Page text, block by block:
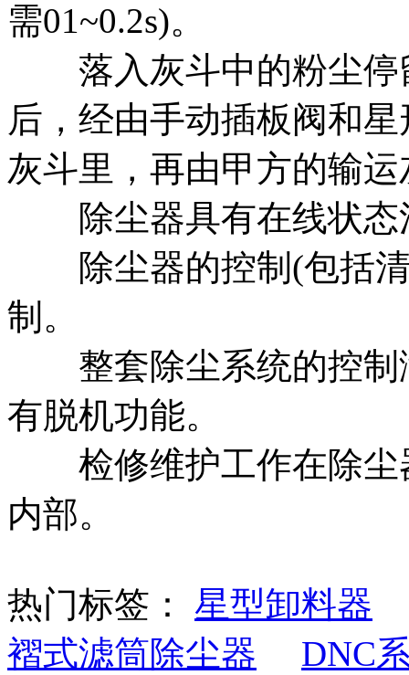
需01~0.2s)。
落入灰斗中的粉尘停
后，经由手动插板阀和
灰斗里，再由甲方的输
除尘器具有在线状态
除尘器的控制(包括清
制。
整套除尘系统的控制
有脱机功能。
检修维护工作在除尘
内部。
热门标签： 星型卸料器
褶式滤筒除尘器
DNC